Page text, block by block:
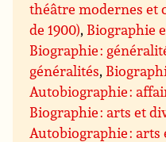
théâtre modernes et
de 1900), Biographie
Biographie :
généralités,
Autobiographie :
Biographie : arts et
Autobiographie :